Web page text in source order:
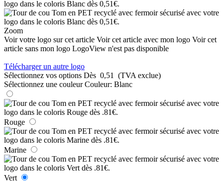
Zoom
Voir votre logo sur cet article Voir cet article avec mon logo Voir cet
article sans mon logo LogoView n'est pas disponible
Télécharger un autre logo
Sélectionnez vos options Dès 0,51
(TVA exclue)
Sélectionnez une couleur Couleur: Blanc
Rouge
Marine
Vert